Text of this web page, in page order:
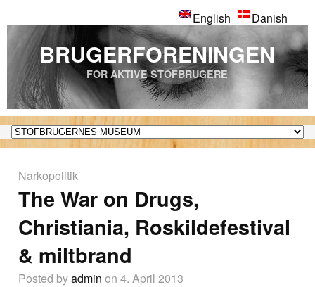
English Danish
BRUGERFORENINGEN
FOR AKTIVE STOFBRUGERE
Narkopolitik
The War on Drugs,
Christiania, Roskildefestival
& miltbrand
Posted byadmin on 4. April 2013